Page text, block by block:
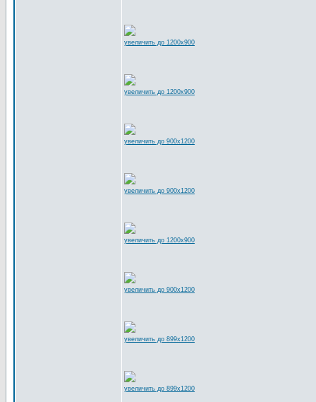
увеличить до 1200x900
увеличить до 1200x900
увеличить до 900x1200
увеличить до 900x1200
увеличить до 1200x900
увеличить до 900x1200
увеличить до 899x1200
увеличить до 899x1200